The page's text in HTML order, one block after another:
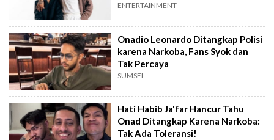
ENTERTAINMENT
Onadio Leonardo Ditangkap Polisi
karena Narkoba, Fans Syok dan
Tak Percaya
SUMSEL
Hati Habib Ja'far Hancur Tahu
Onad Ditangkap Karena Narkoba:
Tak Ada Toleransi!